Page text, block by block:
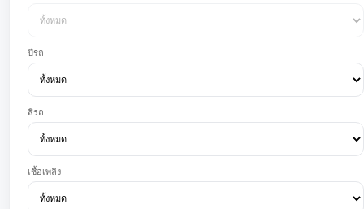
ปีรถ
สีรถ
เชื้อเพลิง